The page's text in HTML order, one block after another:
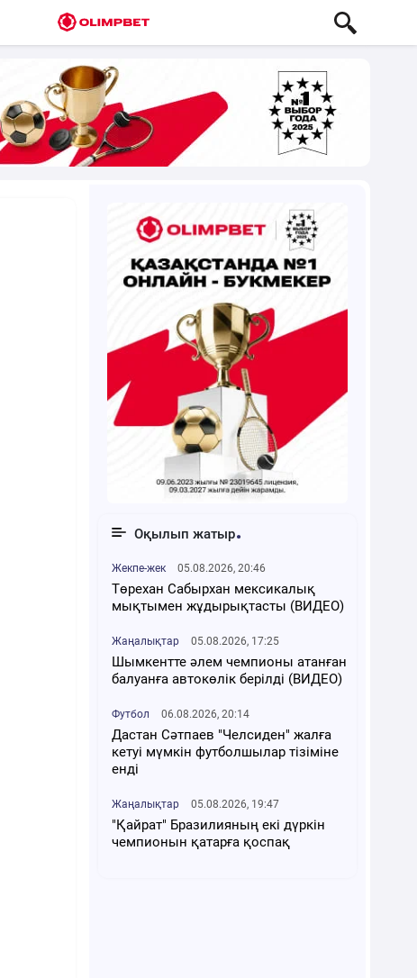
Оқылып жатыр
Жекпе-жек 05.08.2026, 20:46
Төрехан Сабырхан мексикалық
мықтымен жұдырықтасты (ВИДЕО)
Жаңалықтар 05.08.2026, 17:25
Шымкентте әлем чемпионы атанған
балуанға автокөлік берілді (ВИДЕО)
Футбол 06.08.2026, 20:14
Дастан Сәтпаев "Челсиден" жалға
кетуі мүмкін футболшылар тізіміне
енді
Жаңалықтар 05.08.2026, 19:47
"Қайрат" Бразилияның екі дүркін
чемпионын қатарға қоспақ